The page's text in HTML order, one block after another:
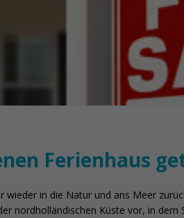
Ferienhaus
in die Natur und ans Meer
nordholländischen Küste vor, in